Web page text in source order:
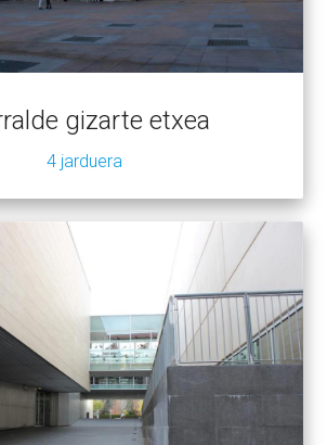
gizarte etxea
4 jarduera